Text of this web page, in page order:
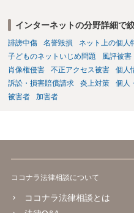
インターネットの分野詳細で
誹謗中傷 名誉毀損 ネット上の個人
子どものネットいじめ問題
風評被害
肖像権侵害
不正アクセス被害 個人
訴訟・損害賠償請求
炎上対策 個人
被害者
加害者
ココナラ法律相談について
ココナラ法律相談とは